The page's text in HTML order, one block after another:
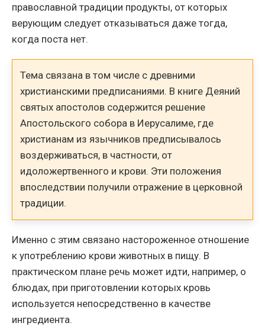
православной традиции продукты, от которых
верующим следует отказываться даже тогда,
когда поста нет.
Тема связана в том числе с древними
христианскими предписаниями. В книге Деяний
святых апостолов содержится решение
Апостольского собора в Иерусалиме, где
христианам из язычников предписывалось
воздерживаться, в частности, от
идоложертвенного и крови. Эти положения
впоследствии получили отражение в церковной
традиции.
Именно с этим связано настороженное отношение
к употреблению крови животных в пищу. В
практическом плане речь может идти, например, о
блюдах, при приготовлении которых кровь
используется непосредственно в качестве
ингредиента.